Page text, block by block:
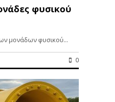
φυσικού
μονάδων φυσικού...
0